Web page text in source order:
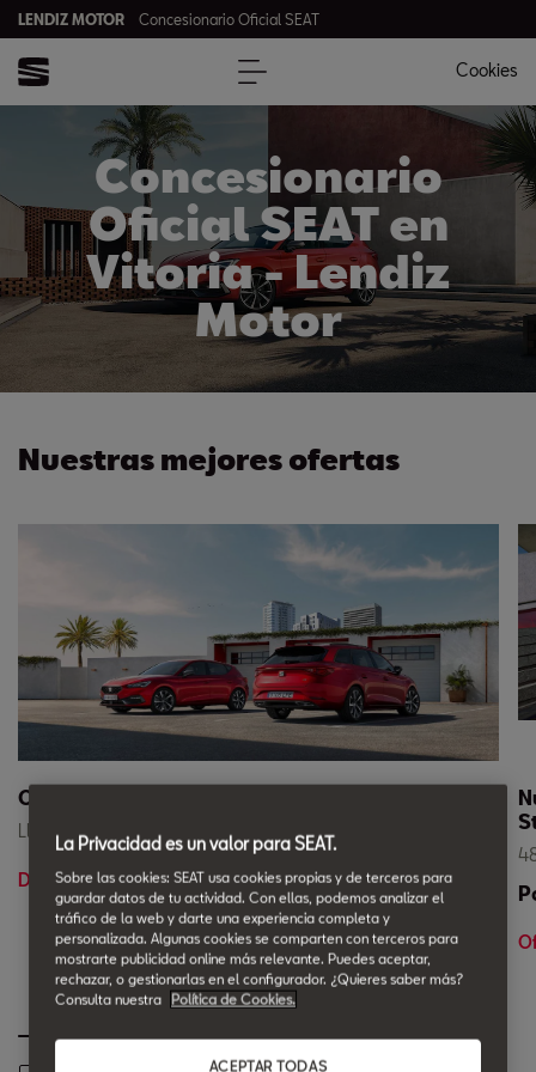
LENDIZ MOTOR Concesionario Oficial SEAT
Cookies
Concesionario
Oficial SEAT en
Vitoria - Lendiz
Motor
Nuestras mejores ofertas
Ofertas Coches Nuevos con Entrega Inmediata.
Llévate tu SEAT con entrega inmediata.
Descúbrelo en Lendiz Motor
La Privacidad es un valor para SEAT.
Sobre las cookies: SEAT usa cookies propias y de terceros para
guardar datos de tu actividad. Con ellas, podemos analizar el
tráfico de la web y darte una experiencia completa y
personalizada. Algunas cookies se comparten con terceros para
mostrarte publicidad online más relevante. Puedes aceptar,
rechazar, o gestionarlas en el configurador. ¿Quieres saber más?
Consulta nuestra
Política de Cookies.
ACEPTAR TODAS